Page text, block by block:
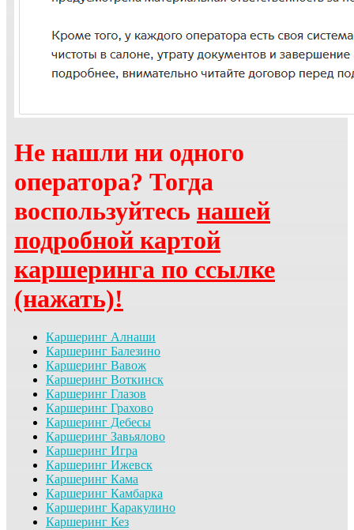
Не нашли ни одного
оператора? Тогда
воспользуйтесь нашей
подробной картой
каршеринга по ссылке
(нажать)!
Каршеринг Алнаши
Каршеринг Балезино
Каршеринг Вавож
Каршеринг Воткинск
Каршеринг Глазов
Каршеринг Грахово
Каршеринг Дебесы
Каршеринг Завьялово
Каршеринг Игра
Каршеринг Ижевск
Каршеринг Кама
Каршеринг Камбарка
Каршеринг Каракулино
Каршеринг Кез